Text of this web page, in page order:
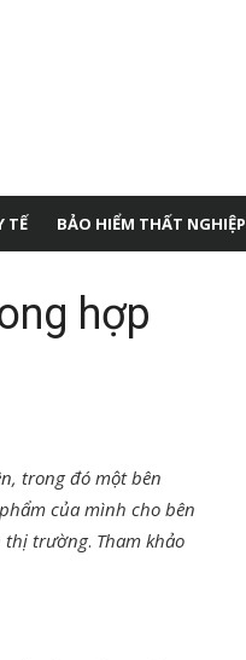
TẾ BẢO HIỂM THẤT NGHIỆP
hợp
trong đó một bên
của mình cho bên
thị trường. Tham khảo